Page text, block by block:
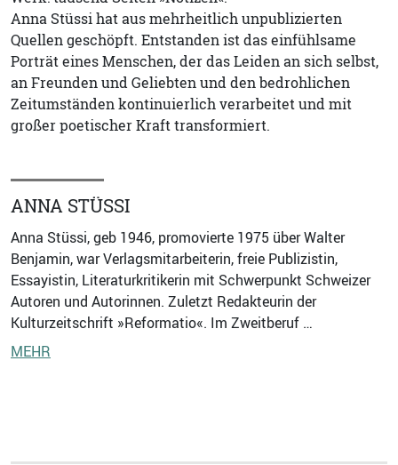
Anna Stüssi hat aus mehrheitlich unpublizierten
Quellen geschöpft. Entstanden ist das einfühlsame
Porträt eines Menschen, der das Leiden an sich selbst,
an Freunden und Geliebten und den bedrohlichen
Zeitumständen kontinuierlich verarbeitet und mit
großer poetischer Kraft transformiert.
ANNA STÜSSI
Anna Stüssi, geb 1946, promovierte 1975 über Walter
Benjamin, war Verlagsmitarbeiterin, freie Publizistin,
Essayistin, Literaturkritikerin mit Schwerpunkt Schweizer
Autoren und Autorinnen. Zuletzt Redakteurin der
Kulturzeitschrift »Reformatio«. Im Zweitberuf …
MEHR